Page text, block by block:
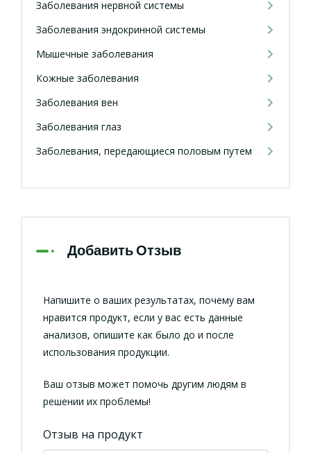
Заболевания нервной системы
Заболевания эндокринной системы
Мышечные заболевания
Кожные заболевания
Заболевания вен
Заболевания глаз
Заболевания, передающиеся половым путем
Добавить Отзыв
Напишите о ваших результатах, почему вам
нравится продукт, если у вас есть данные
анализов, опишите как было до и после
использования продукции.
Ваш отзыв может помочь другим людям в
решении их проблемы!
Отзыв на продукт